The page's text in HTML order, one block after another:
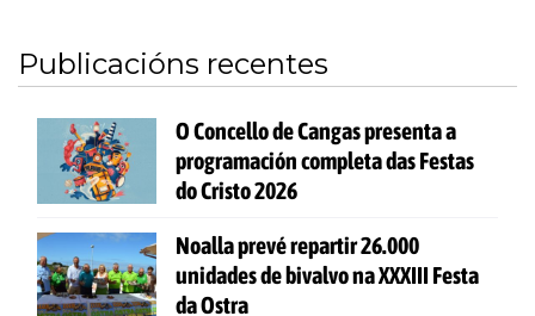
Publicacións recentes
O Concello de Cangas presenta a
programación completa das Festas
do Cristo 2026
Noalla prevé repartir 26.000
unidades de bivalvo na XXXIII Festa
da Ostra